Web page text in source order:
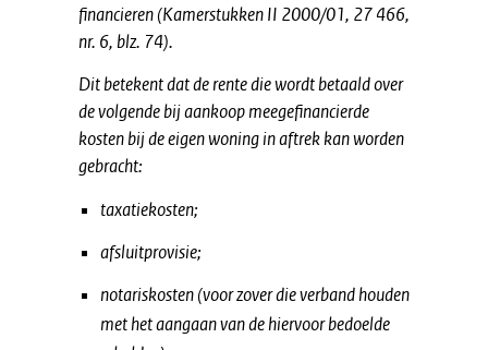
financieren (Kamerstukken II 2000/01, 27 466,
nr. 6, blz. 74).
Dit betekent dat de rente die wordt betaald over
de volgende bij aankoop meegefinancierde
kosten bij de eigen woning in aftrek kan worden
gebracht:
taxatiekosten;
afsluitprovisie;
notariskosten (voor zover die verband houden
met het aangaan van de hiervoor bedoelde